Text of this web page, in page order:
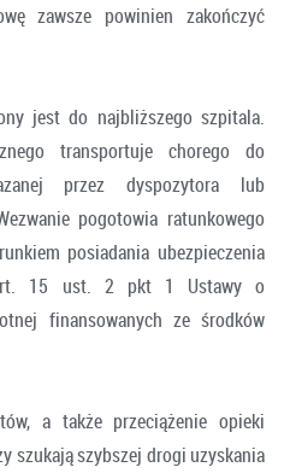
zawsze powinien zakończyć
jest do najbliższego szpitala.
transportuje chorego do
przez dyspozytora lub
pogotowia ratunkowego
posiadania ubezpieczenia
15 ust. 2 pkt 1 Ustawy o
finansowanych ze środków
a także przeciążenie opieki
szukają szybszej drogi uzyskania